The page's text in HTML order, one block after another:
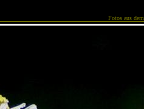
Fotos aus